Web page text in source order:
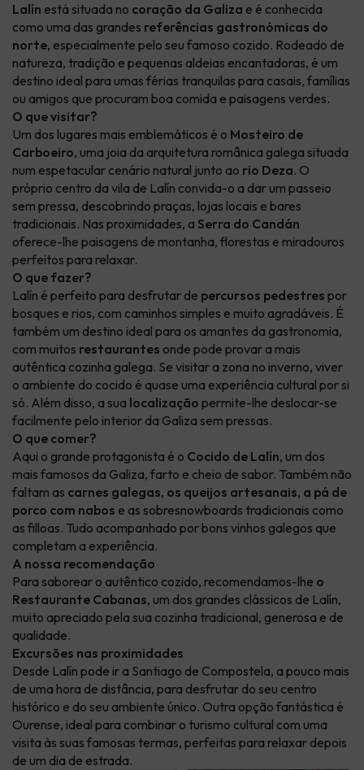
Lalín está situada no coração da Galiza e é conhecida
como uma das grandes referências gastronómicas do
norte, especialmente pelo seu famoso cozido. Rodeado de
natureza, tradição e pequenas aldeias encantadoras, é um
destino ideal para umas férias tranquilas para casais, famílias
ou amigos que procuram boa comida e paisagens verdes.
O que visitar?
Um dos lugares mais emblemáticos é o Mosteiro de
Carboeiro, uma joia da arquitetura românica galega situada
num espetacular cenário natural junto ao rio Deza. O
próprio centro da vila de Lalín convida-o a dar um passeio
sem pressa, descobrindo praças, lojas locais e bares
tradicionais. Nas proximidades, a Serra do Candán
oferece-lhe paisagens de montanha, florestas e miradouros
perfeitos para relaxar.
O que fazer?
Lalín é perfeito para desfrutar de percursos pedestres por
bosques e rios, com caminhos simples e muito agradáveis. É
também um destino ideal para os amantes da gastronomia,
com muitos restaurantes onde pode provar a mais
autêntica cozinha galega. Se visitar a zona no inverno, viver
o ambiente do cocido é quase uma experiência cultural por si
só. Além disso, a sua localização permite-lhe deslocar-se
facilmente pelo interior da Galiza sem pressas.
O que comer?
Aqui o grande protagonista é o Cocido de Lalín, um dos
mais famosos da Galiza, farto e cheio de sabor. Também não
faltam as carnes galegas, os queijos artesanais, a pá de
porco com nabos e as sobresnowboards tradicionais como
as filloas. Tudo acompanhado por bons vinhos galegos que
completam a experiência.
A nossa recomendação
Para saborear o autêntico cozido, recomendamos-lhe o
Restaurante Cabanas, um dos grandes clássicos de Lalín,
muito apreciado pela sua cozinha tradicional, generosa e de
qualidade.
Excursões nas proximidades
Desde Lalín pode ir a Santiago de Compostela, a pouco mais
de uma hora de distância, para desfrutar do seu centro
histórico e do seu ambiente único. Outra opção fantástica é
Ourense, ideal para combinar o turismo cultural com uma
visita às suas famosas termas, perfeitas para relaxar depois
de um dia de estrada.